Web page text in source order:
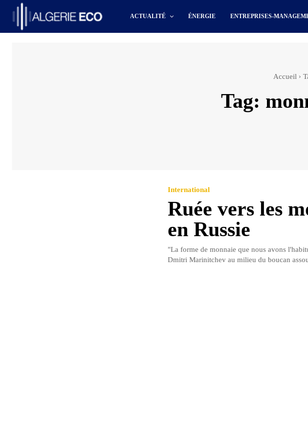
ACTUALITÉ ÉNERGIE ENTREPRISES-
Accueil
Tag:
International
Ruée vers les
en Russie
"La forme de monnaie que nous avons
Dmitri Marinitchev au milieu du boucan